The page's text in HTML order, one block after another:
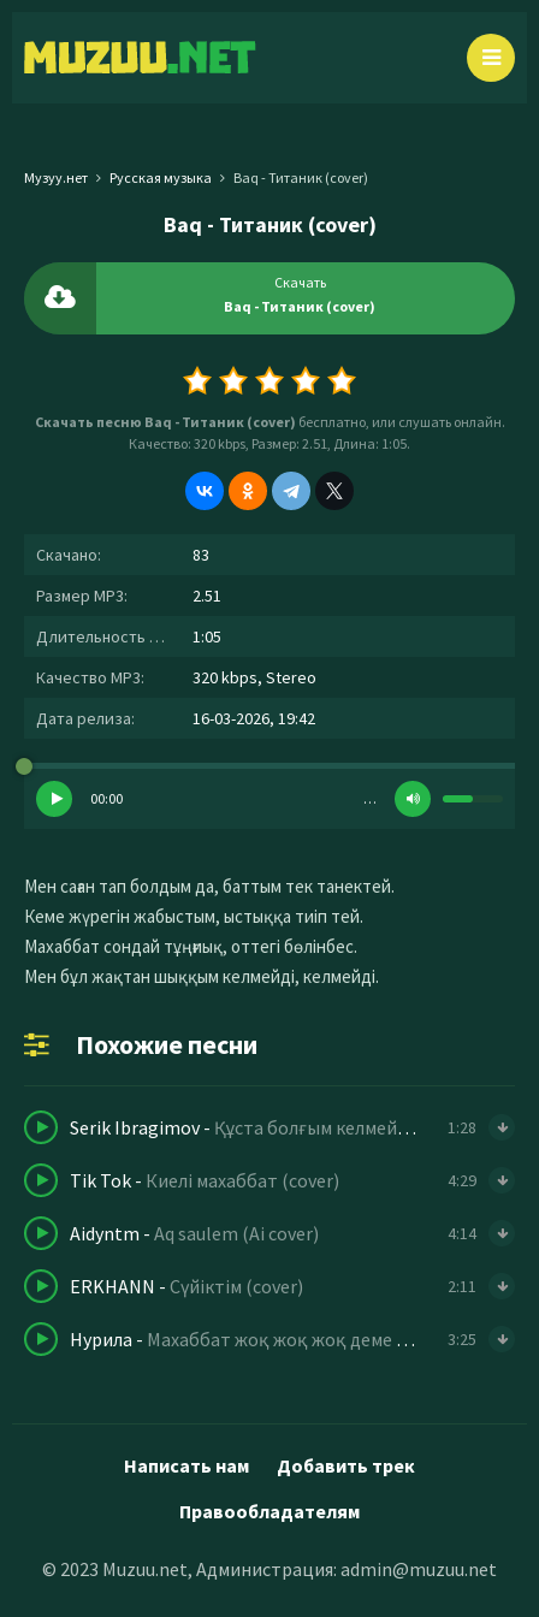
Музуу.нет Русская музыка Baq - Титаник (cover)
Baq - Титаник (cover)
Скачать
Baq - Титаник (cover)
Скачать песню Baq - Титаник (cover) бесплатно, или слушать онлайн.
Качество: 320 kbps, Размер: 2.51, Длина: 1:05.
Скачано:
83
Размер MP3:
2.51
Длительность MP3:
1:05
Качество MP3:
320 kbps, Stereo
Дата релиза:
16-03-2026, 19:42
00:00 …
Мен саған тап болдым да, баттым тек танектей.
Кеме жүрегін жабыстым, ыстыққа тиіп тей.
Махаббат сондай тұңғиық, оттегі бөлінбес.
Мен бұл жақтан шыққым келмейді, келмейді.
Похожие песни
Serik Ibragimov- Құста болғым келмейді қанатым бар 1:28
Tik Tok - Киелі махаббат (cover) 4:29
Aidyntm - Aq saulem (Ai cover) 4:14
ERKHANN - Сүйіктім (cover) 2:11
Нурила - Махаббат жоқ жоқ жоқ деме жаным 3:25
Написать нам
Добавить трек
Правообладателям
© 2023 Muzuu.net, Администрация: admin@muzuu.net